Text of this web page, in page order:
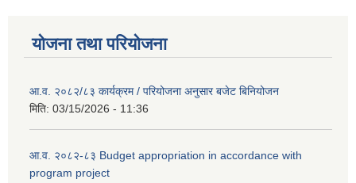
योजना तथा परियोजना
आ.व. २०८२/८३ कार्यक्रम / परियोजना अनुसार बजेट बिनियोजन
मिति: 03/15/2026 - 11:36
आ.व. २०८२-८३ Budget appropriation in accordance with
program project